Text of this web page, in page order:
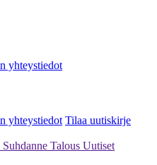
yhteystiedot
yhteystiedot Tilaa uutiskirje
Suhdanne Talous Uutiset